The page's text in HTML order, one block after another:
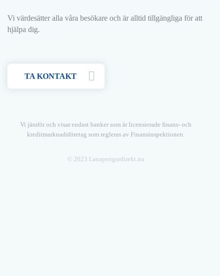
Vi värdesätter alla våra besökare och är alltid tillgängliga för att
hjälpa dig.
TA KONTAKT
Vi jämför och visar endast banker som är licensierade finans- och
kreditmarknadsföretag som regleras av Finansinspektionen.
© 2023 Lanapengardirekt.nu